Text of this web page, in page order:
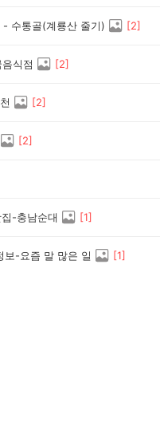
- 수통골(계룡산 줄기) [2]
식점 [2]
[2]
[2]
-충남순대 [1]
보-요즘 말 많은 일 [1]